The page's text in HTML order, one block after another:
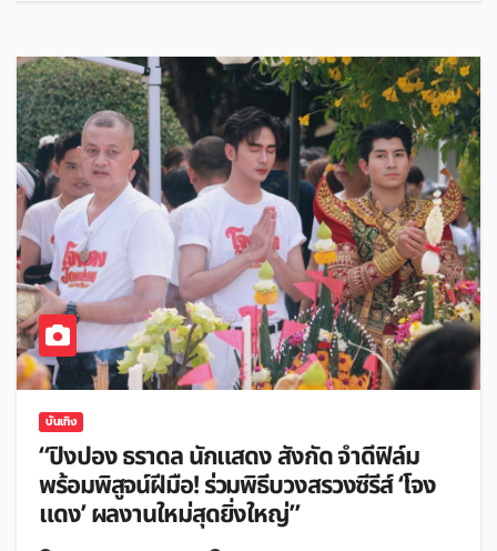
บันเทิง
“ปิงปอง ธราดล นักแสดง สังกัด จำดีฟิล์ม
พร้อมพิสูจน์ฝีมือ! ร่วมพิธีบวงสรวงซีรีส์ ‘โจง
แดง’ ผลงานใหม่สุดยิ่งใหญ่”